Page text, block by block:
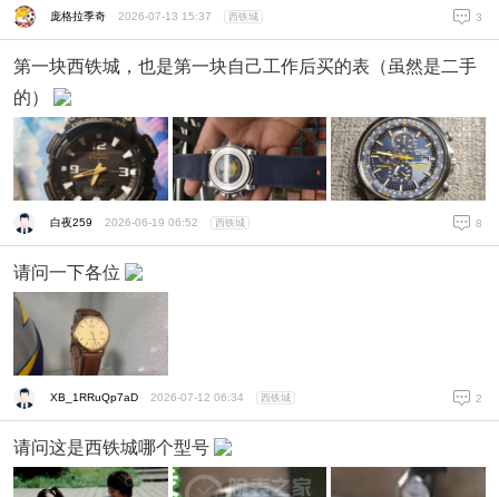
庞格拉季奇 2026-07-13 15:37 西铁城 3
第一块西铁城，也是第一块自己工作后买的表（虽然是二手
的）
白夜259 2026-06-19 06:52 西铁城 8
请问一下各位
XB_1RRuQp7aD 2026-07-12 06:34 西铁城 2
请问这是西铁城哪个型号